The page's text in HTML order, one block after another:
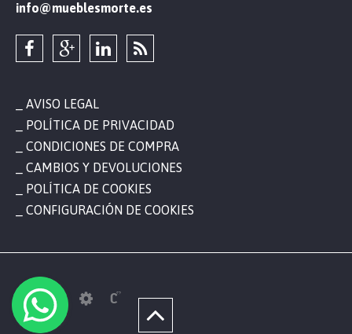
info@mueblesmorte.es
AVISO LEGAL
POLÍTICA DE PRIVACIDAD
CONDICIONES DE COMPRA
CAMBIOS Y DEVOLUCIONES
POLÍTICA DE COOKIES
CONFIGURACIÓN DE COOKIES